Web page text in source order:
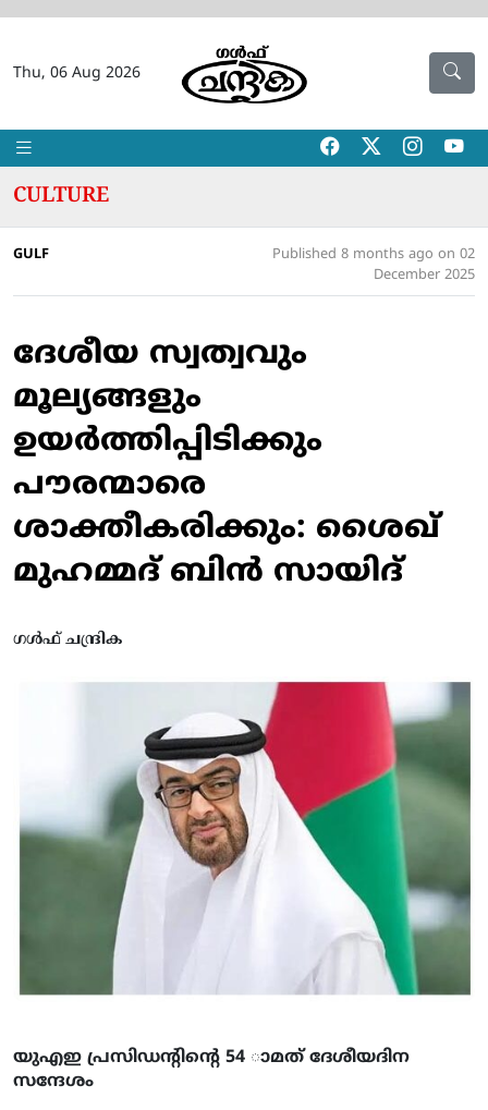
Thu, 06 Aug 2026
CULTURE
GULF
Published 8 months ago on 02
December 2025
ദേശീയ സ്വത്വവും
മൂല്യങ്ങളും
ഉയര്‍ത്തിപ്പിടിക്കും
പൗരന്മാരെ
ശാക്തീകരിക്കും: ശൈഖ്
മുഹമ്മദ് ബിന്‍ സായിദ്
ഗൾഫ് ചന്ദ്രിക
യുഎഇ പ്രസിഡന്റിന്റെ 54 ാമത് ദേശീയദിന
സന്ദേശം